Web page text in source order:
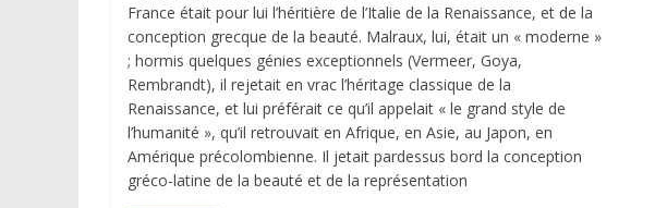
France était pour lui l’héritière de l’Italie de la Renaissance, et de la
conception grecque de la beauté. Malraux, lui, était un « moderne »
; hormis quelques génies exceptionnels (Vermeer, Goya,
Rembrandt), il rejetait en vrac l’héritage classique de la
Renaissance, et lui préférait ce qu’il appelait « le grand style de
l’humanité », qu’il retrouvait en Afrique, en Asie, au Japon, en
Amérique précolombienne. Il jetait pardessus bord la conception
gréco-latine de la beauté et de la représentation